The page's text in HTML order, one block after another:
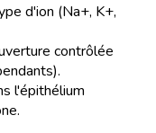
d'ion (Na+, K+,
contrôlée
l'épithélium